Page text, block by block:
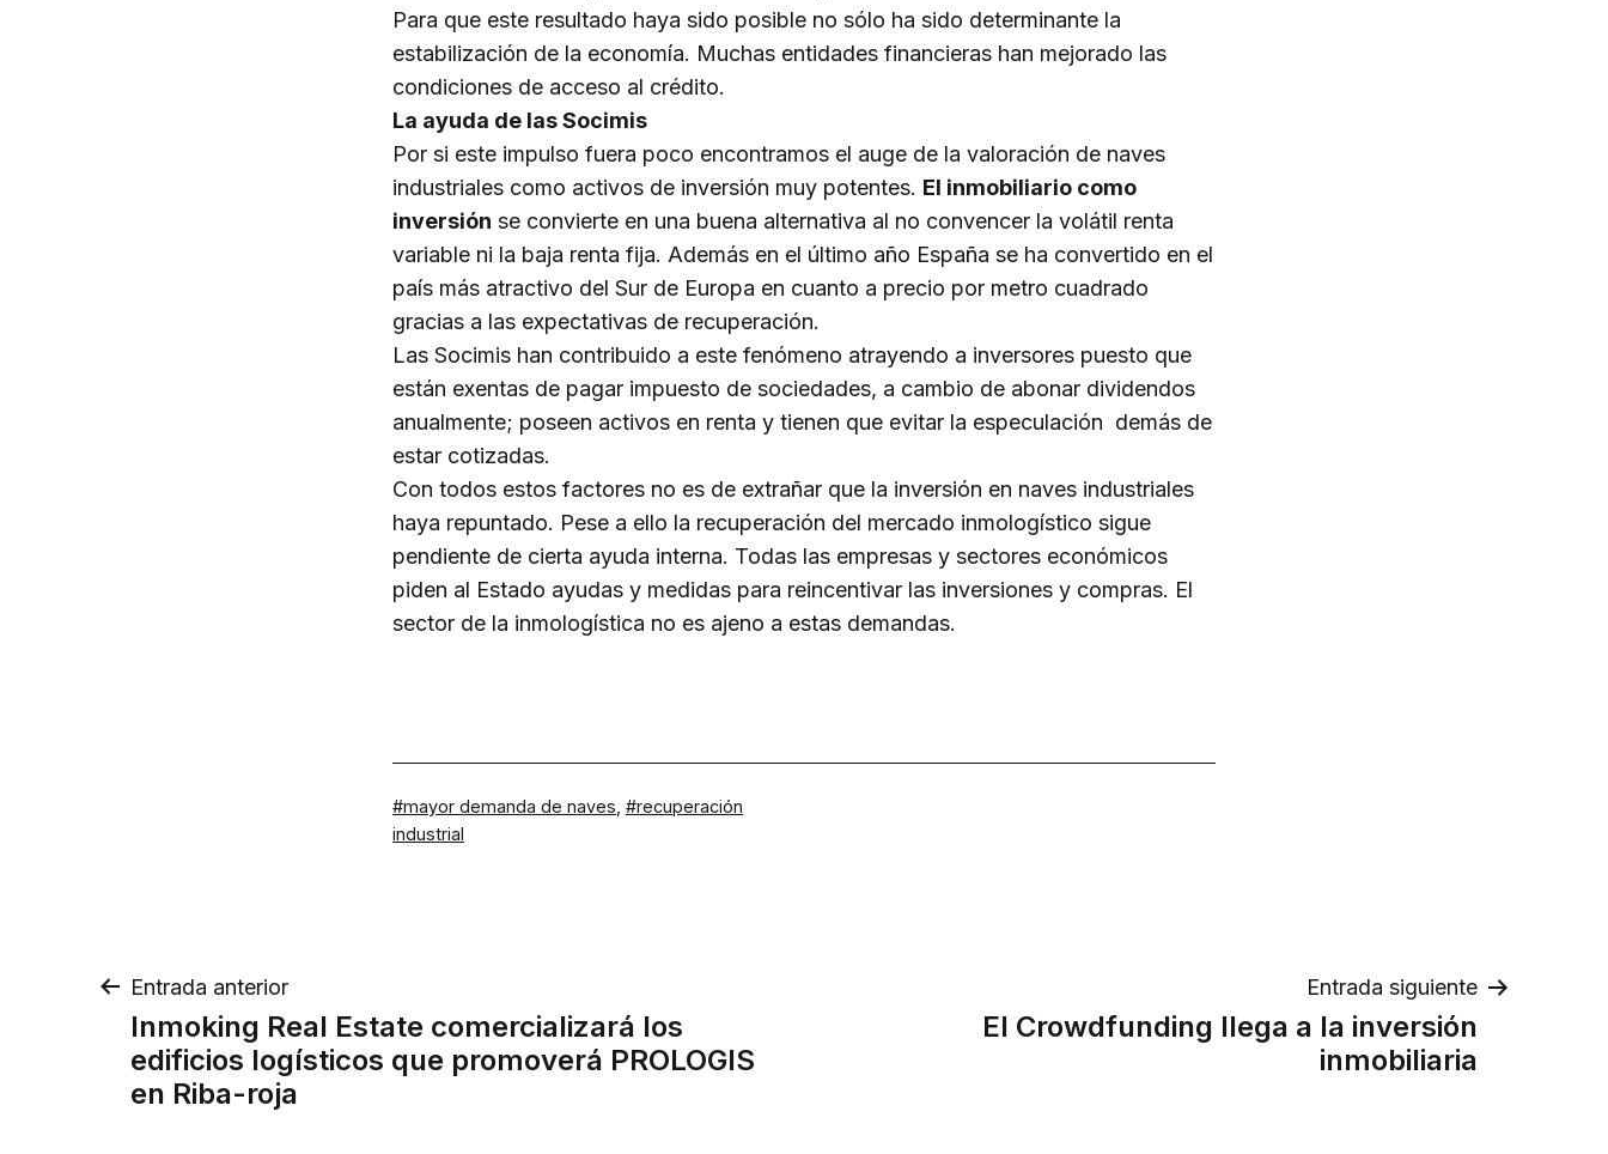
Para que este resultado haya sido posible no sólo ha sido determinante la
estabilización de la economía. Muchas entidades financieras han mejorado las
condiciones de acceso al crédito.
La ayuda de las Socimis
Por si este impulso fuera poco encontramos el auge de la valoración de naves
industriales como activos de inversión muy potentes. El inmobiliario como
inversión se convierte en una buena alternativa al no convencer la volátil renta
variable ni la baja renta fija. Además en el último año España se ha convertido en el
país más atractivo del Sur de Europa en cuanto a precio por metro cuadrado
gracias a las expectativas de recuperación.
Las Socimis han contribuido a este fenómeno atrayendo a inversores puesto que
están exentas de pagar impuesto de sociedades, a cambio de abonar dividendos
anualmente; poseen activos en renta y tienen que evitar la especulación demás de
estar cotizadas.
Con todos estos factores no es de extrañar que la inversión en naves industriales
haya repuntado. Pese a ello la recuperación del mercado inmologístico sigue
pendiente de cierta ayuda interna. Todas las empresas y sectores económicos
piden al Estado ayudas y medidas para reincentivar las inversiones y compras. El
sector de la inmologística no es ajeno a estas demandas.
Etiquetado
como
mayor demanda de naves
recuperación
industrial
Navegación
de
Entrada anterior
Inmoking Real Estate comercializará los
edificios logísticos que promoverá PROLOGIS
en Riba-roja
Entrada siguiente
El Crowdfunding llega a la inversión
inmobiliaria